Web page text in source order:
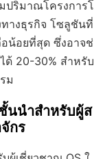
ปริมาณโครงการโ
างธุรกิจ โซลูชันที่
น้อยที่สุด ซึ่งอาจช่
ด้ 20-30% สำหรับ
ม
นนำสำหรับผู้ส
กร